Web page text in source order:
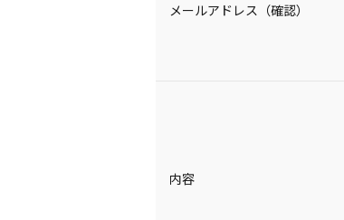
メールアドレス（確認）
内容